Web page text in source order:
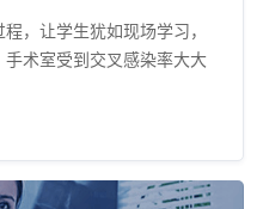
，让学生犹如现场学习，
术室受到交叉感染率大大